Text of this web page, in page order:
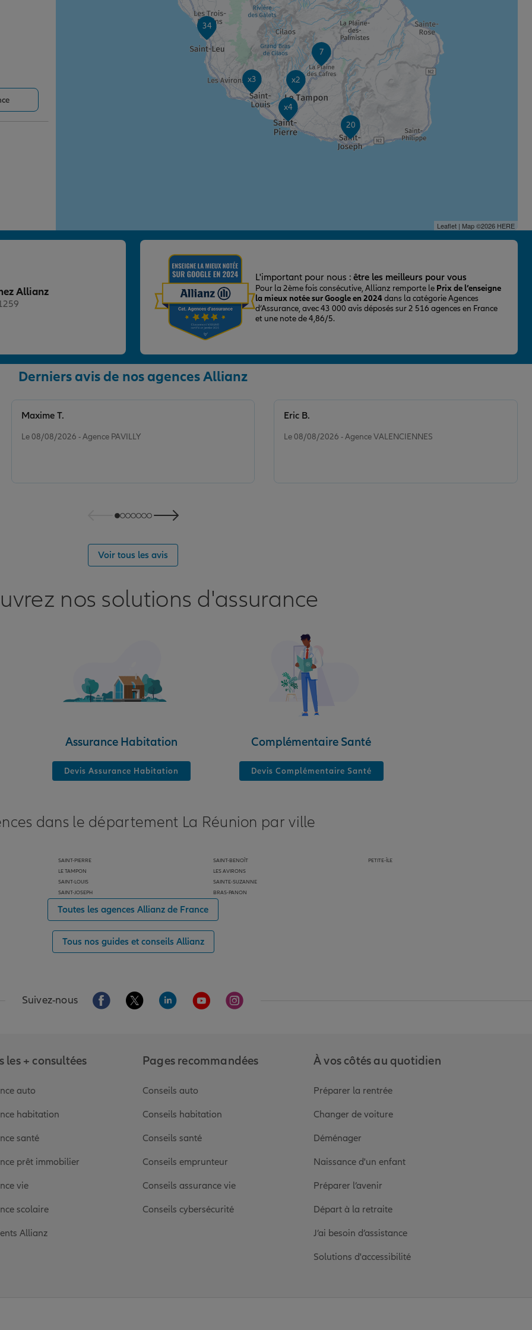
20
34
x3
7
x4
x2
Leaflet| Map ©2026 HERE
Allianz
L'important pour nous : être les meilleurs pour vous
Pour la 2ème fois consécutive, Allianz remporte le Prix de l’enseigne
la mieux notée sur Google en 2024dans la catégorie Agences
d’Assurance, avec 43 000 avis déposés sur 2 516 agences en France
et une note de 4,86/5.
Derniers avis de nos agences Allianz
Le 08/08/2026 - Agence PAVILLY
Maxime T.
Le 08/08/2026 - Agence VALENCIENNES
Eric B.
Voir tous les avis
nos solutions d'assurance
Assurance Habitation
Devis Assurance Habitation
Complémentaire Santé
Devis Complémentaire Santé
dans le département La Réunion par ville
SAINT-PIERRE
LE TAMPON
SAINT-LOUIS
SAINT-JOSEPH
SAINT-BENOÎT
LES AVIRONS
SAINTE-SUZANNE
BRAS-PANON
PETITE-ÎLE
Toutes les agences Allianz de France
Tous nos guides et conseils Allianz
Suivez-nous Aller sur la page Facebook de Allianz
Aller sur la page Twitter de Allianz
Aller sur la page Linkedin de Allianz
Aller sur la page Youtube de Allianz
Aller sur la page Instagram de Allianz
les + consultées
auto
habitation
santé
prêt immobilier
vie
scolaire
Allianz
Pages recommandées
Conseils auto
Conseils habitation
Conseils santé
Conseils emprunteur
Conseils assurance vie
Conseils cybersécurité
À vos côtés au quotidien
Préparer la rentrée
Changer de voiture
Déménager
Naissance d'un enfant
Préparer l’avenir
Départ à la retraite
J’ai besoin d’assistance
Solutions d'accessibilité